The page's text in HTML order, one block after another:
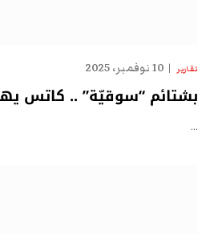
تقارير 10 نوفمبر، 2025
بشتائم “سوقيّة” .. كاتس
…